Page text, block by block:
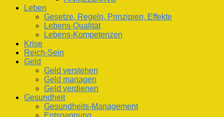
Leben
Gesetze, Regeln, Prinzipien, Effekte
Lebens-Qualität
Lebens-Kompetenzen
Krise
Reich-Sein
Geld
Geld verstehen
Geld managen
Geld verdienen
Gesundheit
Gesundheits-Management
Entspannung